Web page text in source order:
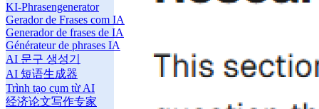
KI-Phrasengenerator
Gerador de Frases com IA
Generador de frases de IA
Générateur de phrases IA
AI 문구 생성기
AI 短语生成器
Trình tạo cụm từ AI
经济论文写作专家